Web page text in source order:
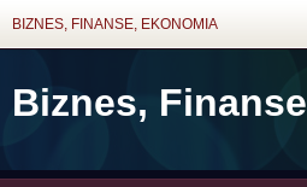
BIZNES, FINANSE, EKONOMIA
Biznes, Finanse